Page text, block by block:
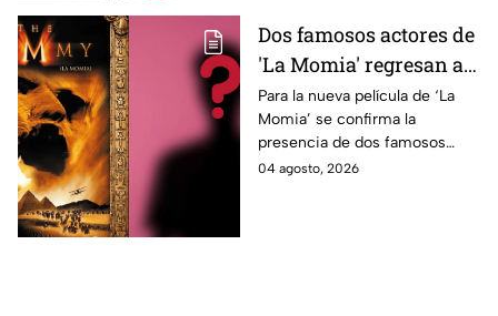
Dos famosos actores de
'La Momia' regresan a
la nueva película;
descubre de quiénes se
tratan
Para la nueva película de ‘La
Momia’ se confirma la
presencia de dos famosos
actores, ya se dio a conocer
04 agosto, 2026